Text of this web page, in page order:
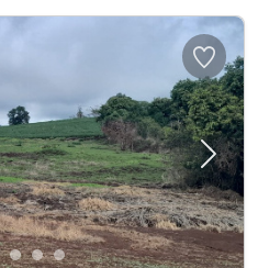
Next